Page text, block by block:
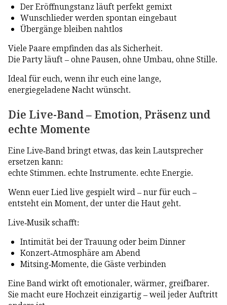
Der Eröffnungstanz läuft perfekt gemixt
Wunschlieder werden spontan eingebaut
Übergänge bleiben nahtlos
Viele Paare empfinden das als Sicherheit.
Die Party läuft – ohne Pausen, ohne Umbau, ohne Stille.
Ideal für euch, wenn ihr euch eine lange,
energiegeladene Nacht wünscht.
Die Live-Band – Emotion, Präsenz und
echte Momente
Eine Live-Band bringt etwas, das kein Lautsprecher
ersetzen kann:
echte Stimmen. echte Instrumente. echte Energie.
Wenn euer Lied live gespielt wird – nur für euch –
entsteht ein Moment, der unter die Haut geht.
Live-Musik schafft:
Intimität bei der Trauung oder beim Dinner
Konzert-Atmosphäre am Abend
Mitsing-Momente, die Gäste verbinden
Eine Band wirkt oft emotionaler, wärmer, greifbarer.
Sie macht eure Hochzeit einzigartig – weil jeder Auftritt